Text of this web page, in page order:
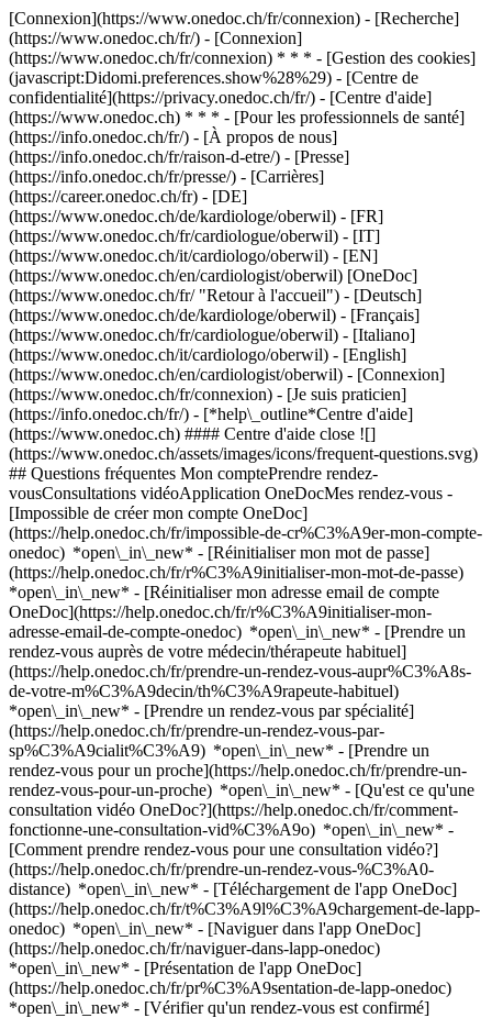
[Connexion](https://www.onedoc.ch/fr/connexion) - [Recherche]
(https://www.onedoc.ch/fr/) - [Connexion]
(https://www.onedoc.ch/fr/connexion) * * * - [Gestion des cookies]
(javascript:Didomi.preferences.show%28%29) - [Centre de
confidentialité](https://privacy.onedoc.ch/fr/) - [Centre d'aide]
(https://www.onedoc.ch) * * * - [Pour les professionnels de santé]
(https://info.onedoc.ch/fr/) - [À propos de nous]
(https://info.onedoc.ch/fr/raison-d-etre/) - [Presse]
(https://info.onedoc.ch/fr/presse/) - [Carrières]
(https://career.onedoc.ch/fr) - [DE]
(https://www.onedoc.ch/de/kardiologe/oberwil) - [FR]
(https://www.onedoc.ch/fr/cardiologue/oberwil) - [IT]
(https://www.onedoc.ch/it/cardiologo/oberwil) - [EN]
(https://www.onedoc.ch/en/cardiologist/oberwil) [OneDoc]
(https://www.onedoc.ch/fr/ "Retour à l'accueil") - [Deutsch]
(https://www.onedoc.ch/de/kardiologe/oberwil) - [Français]
(https://www.onedoc.ch/fr/cardiologue/oberwil) - [Italiano]
(https://www.onedoc.ch/it/cardiologo/oberwil) - [English]
(https://www.onedoc.ch/en/cardiologist/oberwil) - [Connexion]
(https://www.onedoc.ch/fr/connexion) - [Je suis praticien]
(https://info.onedoc.ch/fr/) - [*help\_outline*Centre d'aide]
(https://www.onedoc.ch) #### Centre d'aide close ![]
(https://www.onedoc.ch/assets/images/icons/frequent-questions.svg)
## Questions fréquentes Mon comptePrendre rendez-
vousConsultations vidéoApplication OneDocMes rendez-vous -
[Impossible de créer mon compte OneDoc]
(https://help.onedoc.ch/fr/impossible-de-cr%C3%A9er-mon-compte-
onedoc) *open\_in\_new* - [Réinitialiser mon mot de passe]
(https://help.onedoc.ch/fr/r%C3%A9initialiser-mon-mot-de-passe)
*open\_in\_new* - [Réinitialiser mon adresse email de compte
OneDoc](https://help.onedoc.ch/fr/r%C3%A9initialiser-mon-
adresse-email-de-compte-onedoc) *open\_in\_new* - [Prendre un
rendez-vous auprès de votre médecin/thérapeute habituel]
(https://help.onedoc.ch/fr/prendre-un-rendez-vous-aupr%C3%A8s-
de-votre-m%C3%A9decin/th%C3%A9rapeute-habituel)
*open\_in\_new* - [Prendre un rendez-vous par spécialité]
(https://help.onedoc.ch/fr/prendre-un-rendez-vous-par-
sp%C3%A9cialit%C3%A9) *open\_in\_new* - [Prendre un
rendez-vous pour un proche](https://help.onedoc.ch/fr/prendre-un-
rendez-vous-pour-un-proche) *open\_in\_new* - [Qu'est ce qu'une
consultation vidéo OneDoc?](https://help.onedoc.ch/fr/comment-
fonctionne-une-consultation-vid%C3%A9o) *open\_in\_new* -
[Comment prendre rendez-vous pour une consultation vidéo?]
(https://help.onedoc.ch/fr/prendre-un-rendez-vous-%C3%A0-
distance) *open\_in\_new* - [Téléchargement de l'app OneDoc]
(https://help.onedoc.ch/fr/t%C3%A9l%C3%A9chargement-de-lapp-
onedoc) *open\_in\_new* - [Naviguer dans l'app OneDoc]
(https://help.onedoc.ch/fr/naviguer-dans-lapp-onedoc)
*open\_in\_new* - [Présentation de l'app OneDoc]
(https://help.onedoc.ch/fr/pr%C3%A9sentation-de-lapp-onedoc)
*open\_in\_new* - [Vérifier qu'un rendez-vous est confirmé](https://help.onedoc.ch/fr/v%C3%A9rifier-quun-rendez-vous-est-confirm%C3%A9) *open\_in\_new* - [Annuler un rendez-vous pris en ligne sur OneDoc](https://help.onedoc.ch/fr/annuler-un-rendez-vous-pris-en-ligne-sur-onedoc) *open\_in\_new* - [Je ne reçois pas de confirmation de rendez-vous](https://help.onedoc.ch/fr/je-ne-re%C3%A7ois-pas-de-confirmation-de-rendez-vous) *open\_in\_new* [Voir tous nos articles *open\_in\_new*](https://help.onedoc.ch/fr/) close ## Modifier votre recherche ![Maison avec un signe plus annonçant qu’une consultation peut être effectuée sur place](https://www.onedoc.ch/assets/images/icons/on-site.svg) Sur place ![Caméra avec un symbole lecture annonçant qu’une consultation peut être effectuée à distance en vidéo](https://www.onedoc.ch/assets/images/icons/remote.svg) À distance Rechercher #### Spécialités #### Praticiens #### Établissements edit Cardiologue à Oberwil tune Filtrer par Nouveaux patients*keyboard\_arrow\_down* - Acceptés*check\_circle* Langue parlée*keyboard\_arrow\_down* - Allemand*check\_circle* - Anglais*check\_circle* - Arabe*check\_circle* - Espagnol*check\_circle* - Français*check\_circle* - Hébreu*check\_circle* - Italien*check\_circle* - Latin*check\_circle* - Yiddish*check\_circle* Sexe*keyboard\_arrow\_down* - Femme*check\_circle* - Homme*check\_circle* Disponibilité*keyboard\_arrow\_down* - Disponible aujourdhui*check\_circle* - Dans les 3 prochains jours*check\_circle* - Dans les 7 prochains jours*check\_circle* - Dans les 14 prochains jours*check\_circle* #### Aucun cardiologue correspondant à ces critères ne peut être réservé en ligne dans cette zone pour le moment. Parlez de OneDoc à votre cardiologue pour que vous puissiez prendre rendez-vous en ligne la prochaine fois! #### Vous êtes un professionnel de santé et vous n'apparaissez pas dans cette recherche? Contactez-nous pour obtenir le référencement de votre cabinet. [Ajouter votre cabinet](https://info.onedoc.ch/fr/) # Cardiologues: liste des spécialistes qui consultent à Oberwil ### [Prof. Peter Rickenbacher](https://www.onedoc.ch/fr/specialiste-en-medecine-intensive/oberwil/p1ij/prof-peter-rickenbacher) [Spécialiste en médecine intensive](https://www.onedoc.ch/fr/specialiste-en-medecine-intensive/oberwil), Cardiologue [Praxis Johanneshof](https://www.onedoc.ch/fr/cabinet-de-groupe/oberwil/erc6/praxis-johanneshof) Langegasse 43 4104 Oberwil [Voir profil](https://www.onedoc.ch/fr/specialiste-en-medecine-intensive/oberwil/p1ij/prof-peter-rickenbacher) ## __Cardiologues__: d'autres spécialistes consultent dans les environs de __Oberwil__ ### [Dr. Niklaus Hess](https://www.onedoc.ch/fr/cardiologue/binningen/pbtj5/dr-niklaus-hess) [Cardiologue](https://www.onedoc.ch/fr/cardiologue/binningen) [Kantonsspital Bruderholz - Kardiologie](https://www.onedoc.ch/fr/hopital/binningen/ey06/kantonsspital-bruderholz-kardiologie) Gemeindeholzweg 4101 Binningen [Voir profil](https://www.onedoc.ch/fr/cardiologue/binningen/pbtj5/dr-niklaus-hess) ### [Dr. Rolf Georg Handschin](https://www.onedoc.ch/fr/cardiologue/binningen/pbtjv/dr-rolf-georg-handschin) [Cardiologue](https://www.onedoc.ch/fr/cardiologue/binningen) [Kantonsspital Bruderholz - Kardiologie](https://www.onedoc.ch/fr/hopital/binningen/ey06/kantonsspital-bruderholz-kardiologie) Gemeindeholzweg 4101 Binningen [Voir profil](https://www.onedoc.ch/fr/cardiologue/binningen/pbtjv/dr-rolf-georg-handschin) ### [Dr. Christian Heinrich Maurer](https://www.onedoc.ch/fr/cardiologue/binningen/pbtlk/dr-christian-heinrich-maurer) [Cardiologue](https://www.onedoc.ch/fr/cardiologue/binningen) [Kantonsspital Bruderholz - Kardiologie](https://www.onedoc.ch/fr/hopital/binningen/ey06/kantonsspital-bruderholz-kardiologie) Gemeindeholzweg 4101 Binningen [Voir profil](https://www.onedoc.ch/fr/cardiologue/binningen/pbtlk/dr-christian-heinrich-maurer) ### [Dr. Harald Brunner-Komminoth](https://www.onedoc.ch/fr/cardiologue/allschwil/pif/dr-harald-brunner-komminoth) [Cardiologue](https://www.onedoc.ch/fr/cardiologue/allschwil) [Praxis Dr. med. Brunner-Komminoth Harald](https://www.onedoc.ch/fr/cabinet-medical/allschwil/eh5/praxis-dr-med-brunner-komminoth-harald) Baslerstrasse 254 4123 Allschwil [Voir profil](https://www.onedoc.ch/fr/cardiologue/allschwil/pif/dr-harald-brunner-komminoth) ### [Dr. Nicola Balmelli](https://www.onedoc.ch/fr/cardiologue/bale/purt/dr-nicola-balmelli) [Cardiologue](https://www.onedoc.ch/fr/cardiologue/bale) [Praxis Dr. med. Balmelli Nicola](https://www.onedoc.ch/fr/cabinet-medical/bale/ent6/praxis-dr-med-balmelli-nicola) Oberwilerstrasse 9 4054 Bâle [Voir profil](https://www.onedoc.ch/fr/cardiologue/bale/purt/dr-nicola-balmelli) ### [Dr. Saad Tabbara](https://www.onedoc.ch/fr/cardiologue/bale/puuz/dr-saad-tabbara) [Cardiologue](https://www.onedoc.ch/fr/cardiologue/bale) [Praxis Dr. med. Tabbara Saad](https://www.onedoc.ch/fr/cabinet-medical/bale/enwz/praxis-dr-med-tabbara-saad) Weiherweg 62 4054 Bâle [Voir profil](https://www.onedoc.ch/fr/cardiologue/bale/puuz/dr-saad-tabbara) ### [Dr. Harald Brunner-Komminoth](https://www.onedoc.ch/fr/cardiologue/bale/pbq02/dr-harald-brunner-komminoth) [Cardiologue](https://www.onedoc.ch/fr/cardiologue/bale) [Merian Iselin Klinik Basel - Kardiologie](https://www.onedoc.ch/fr/clinique-privee/bale/eyje/merian-iselin-klinik-basel-kardiologie) Föhrenstrasse 2 4054 Bâle [Voir profil](https://www.onedoc.ch/fr/cardiologue/bale/pbq02/dr-harald-brunner-komminoth) ### [Dr. Thomas Cron](https://www.onedoc.ch/fr/cardiologue/bale/pbtyy/dr-thomas-cron) [Cardiologue](https://www.onedoc.ch/fr/cardiologue/bale) [Merian Iselin Spital](https://www.onedoc.ch/fr/hopital/bale/eyue/merian-iselin-spital) Föhrenstrasse 2 4054 Bâle [Voir profil](https://www.onedoc.ch/fr/cardiologue/bale/pbtyy/dr-thomas-cron) ### [Dr. Christoph Grädel](https://www.onedoc.ch/fr/cardiologue/bale/pbt1d/dr-christoph-gradel) [Cardiologue](https://www.onedoc.ch/fr/cardiologue/bale) [Merian Iselin Spital](https://www.onedoc.ch/fr/hopital/bale/eyue/merian-iselin-spital) Föhrenstrasse 2 4054 Bâle [Voir profil](https://www.onedoc.ch/fr/cardiologue/bale/pbt1d/dr-christoph-gradel) ### [Dr. Christoph Kohler](https://www.onedoc.ch/fr/cardiologue/bale/pbt37/dr-christoph-kohler) [Cardiologue](https://www.onedoc.ch/fr/cardiologue/bale) [Merian Iselin Spital](https://www.onedoc.ch/fr/hopital/bale/eyue/merian-iselin-spital) Föhrenstrasse 2 4054 Bâle [Voir profil](https://www.onedoc.ch/fr/cardiologue/bale/pbt37/dr-christoph-kohler) ### [Dr. Lukas Altwegg](https://www.onedoc.ch/fr/cardiologue/bale/pbt4s/dr-lukas-altwegg) [Cardiologue](https://www.onedoc.ch/fr/cardiologue/bale) [Merian Iselin Spital](https://www.onedoc.ch/fr/hopital/bale/eyue/merian-iselin-spital) Föhrenstrasse 2 4054 Bâle [Voir profil](https://www.onedoc.ch/fr/cardiologue/bale/pbt4s/dr-lukas-altwegg) ### [Dr. Daniel Périat](https://www.onedoc.ch/fr/cardiologue/bale/pbt70/dr-daniel-periat) [Cardiologue](https://www.onedoc.ch/fr/cardiologue/bale) [Merian Iselin Spital](https://www.onedoc.ch/fr/hopital/bale/eyue/merian-iselin-spital) Föhrenstrasse 2 4054 Bâle [Voir profil](https://www.onedoc.ch/fr/cardiologue/bale/pbt70/dr-daniel-periat) ### [Dr. Petra Kohler](https://www.onedoc.ch/fr/cardiologue/bale/p1tw/dr-petra-kohler) [Cardiologue](https://www.onedoc.ch/fr/cardiologue/bale) [Viollier](https://www.onedoc.ch/fr/centre-medical/bale/erjb/viollier) Spalenring 147 4055 Bâle [Voir profil](https://www.onedoc.ch/fr/cardiologue/bale/p1tw/dr-petra-kohler) ### [Dr. Vilborg Sigurdardottir](https://www.onedoc.ch/fr/cardiologue/bale/p1z5/dr-vilborg-sigurdardottir) [Cardiologue](https://www.onedoc.ch/fr/cardiologue/bale) [Viollier](https://www.onedoc.ch/fr/centre-medical/bale/erjb/viollier) Spalenring 147 4055 Bâle [Voir profil](https://www.onedoc.ch/fr/cardiologue/bale/p1z5/dr-vilborg-sigurdardottir) ### [Dr. Axel Fehr](https://www.onedoc.ch/fr/cardiologue/bale/p17i/dr-axel-fehr) [Cardiologue](https://www.onedoc.ch/fr/cardiologue/bale) [Viollier](https://www.onedoc.ch/fr/centre-medical/bale/erjb/viollier) Spalenring 147 4055 Bâle [Voir profil](https://www.onedoc.ch/fr/cardiologue/bale/p17i/dr-axel-fehr) ### [Dr. Ruth von Dahlen](https://www.onedoc.ch/fr/cardiologue/bale/pc30f/dr-ruth-von-dahlen) [Cardiologue](https://www.onedoc.ch/fr/cardiologue/bale) [Herzpraxis Steinenvorstadt](https://www.onedoc.ch/fr/cabinet-medical/bale/ebfb9/herzpraxis-steinenvorstadt) Steinenvorstadt 26 4051 Bâle [Voir profil](https://www.onedoc.ch/fr/cardiologue/bale/pc30f/dr-ruth-von-dahlen) ### [Dr. Marco Studer](https://www.onedoc.ch/fr/cardiologue/bale/pslc/dr-marco-studer) [Cardiologue](https://www.onedoc.ch/fr/cardiologue/bale) [Herzpraxis Studer & Schumann](https://www.onedoc.ch/fr/cabinet-de-groupe/bale/el5h/herzpraxis-studer-schumann) Steinenvorstadt 26 4051 Bâle [Voir profil](https://www.onedoc.ch/fr/cardiologue/bale/pslc/dr-marco-studer) ### [Dr. Jörg Schumann](https://www.onedoc.ch/fr/cardiologue/bale/p2mh/dr-jorg-schumann) [Cardiologue](https://www.onedoc.ch/fr/cardiologue/bale) [Herzpraxis Studer & Schumann](https://www.onedoc.ch/fr/cabinet-de-groupe/bale/el5h/herzpraxis-studer-schumann) Steinenvorstadt 26 4051 Bâle [Voir profil](https://www.onedoc.ch/fr/cardiologue/bale/p2mh/dr-jorg-schumann) ### [Dr. Evelyne Hitz-Schütz](https://www.onedoc.ch/fr/cardiologue/bale/pukm/dr-evelyne-hitz-schutz) [Cardiologue](https://www.onedoc.ch/fr/cardiologue/bale) [Gruppenpraxis Dr. Hitz / Dr. Hitz-Schütz](https://www.onedoc.ch/fr/cabinet-de-groupe/bale/ennx/gruppenpraxis-dr-hitz-dr-hitz-schutz) Aeschengraben 18 4051 Bâle [Voir profil](https://www.onedoc.ch/fr/cardiologue/bale/pukm/dr-evelyne-hitz-schutz) 1[2](https://www.onedoc.ch/fr/cardiologue/oberwil?page=2)[3](https://www.onedoc.ch/fr/cardiologue/oberwil?page=3)[4](https://www.onedoc.c